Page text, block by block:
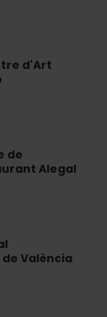
d'Art
de
Alegal
València